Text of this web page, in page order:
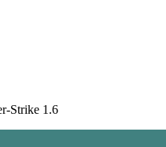
Strike 1.6